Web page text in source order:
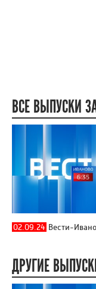
ВСЕ ВЫПУСКИ
02.09.24 Вести-
ДРУГИЕ